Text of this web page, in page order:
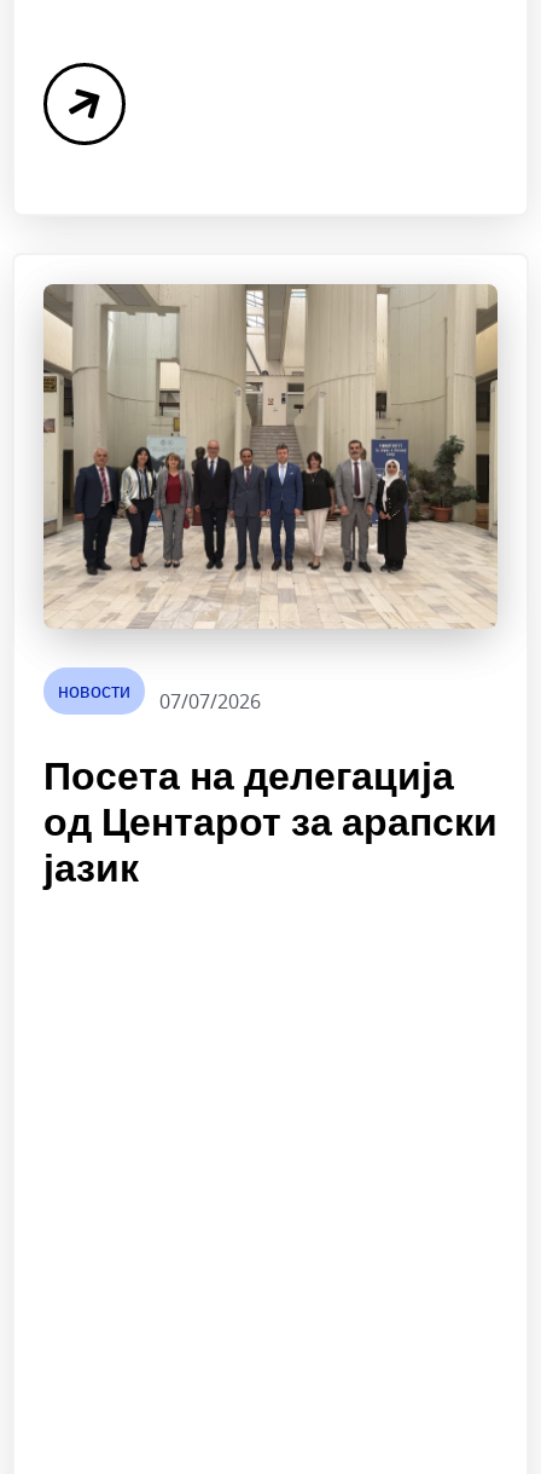
новости 07/07/2026
Посета на делегација
од Центарот за арапски
јазик